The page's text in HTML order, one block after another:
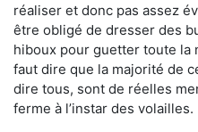
réaliser et donc pas assez
être obligé de dresser des
hiboux pour guetter toute la
faut dire que la majorité de
dire tous, sont de réelles
ferme à l’instar des volailles.